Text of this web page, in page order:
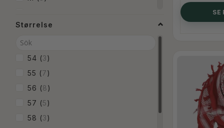
Fuchsia
Beige
Støvet Rosa
Pink(
Kamel
Mørk Rød
Hvid med sølv
16 År(3
14 År
12 År(
Størrelse
54 (3)
55 (7)
56 (8)
57 (5)
58 (3)
SE